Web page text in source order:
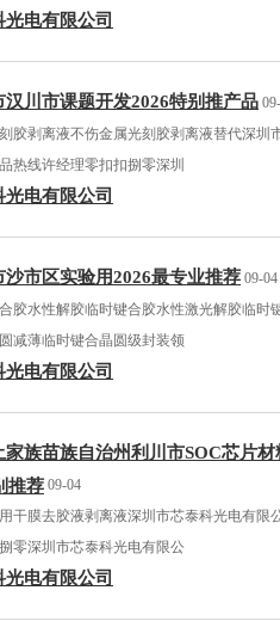
电有限公司
汉川市课题开发2026特别推产品
胶剥离液不伤金属光刻胶剥离液替代深圳
热线许经理零扣扣捌零深圳
电有限公司
沙市区实验用2026最专业推荐 09-04
胶水性解胶临时键合胶水性激光解胶临时
减薄临时键合晶圆级封装领
电有限公司
家族苗族自治州利川市SOC芯片材
推荐 09-04
干膜去胶液剥离液深圳市芯泰科光电有限
零深圳市芯泰科光电有限公
电有限公司